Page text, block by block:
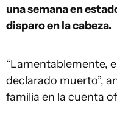
una semana en
disparo en la cabeza.
“Lamentablemente,
declarado muerto”,
familia en la cuenta